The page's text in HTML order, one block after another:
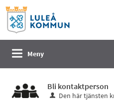
Välkommen
till
tjänster
enämnd
Meny
Bli kontaktperson
Den här tjänsten